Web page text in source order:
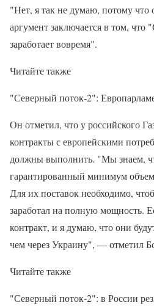
"Нет, я так не думаю, потому
аргумент заключается в том,
заработает вовремя".
Читайте также
"Северный поток-2":
Он отметил, что у российского
контракты с европейскими
должны выполнить. "Мы знаем,
гарантированный минимум
Для их поставок необходимо,
заработал на полную мощность.
контракт, и я думаю, что они
чем через Украину", — отметил
Читайте также
"Северный поток-2": в России